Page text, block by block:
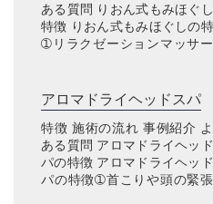
ある質問 りおん式もみほぐ
特徴 りおん式もみほぐしの
➀リラクゼーションマッサー
運転で腰痛が辛いスマホのや
過ぎで首こりが辛い歩き過
て...
アロマドライヘッドスパ
特徴 施術の流れ 事例紹介 よ
ある質問 アロマドライヘッ
パの特徴 アロマドライヘッ
パの特徴➀首こりや頭の緊張